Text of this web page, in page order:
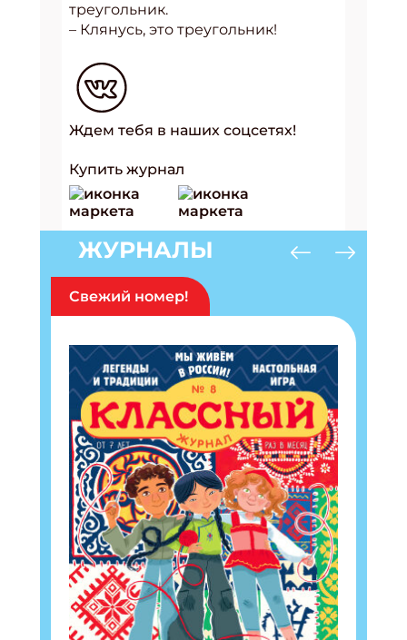
треугольник.
– Клянусь, это треугольник!
Ждем тебя в наших соцсетях!
Купить журнал
ЖУРНАЛЫ
Свежий номер!